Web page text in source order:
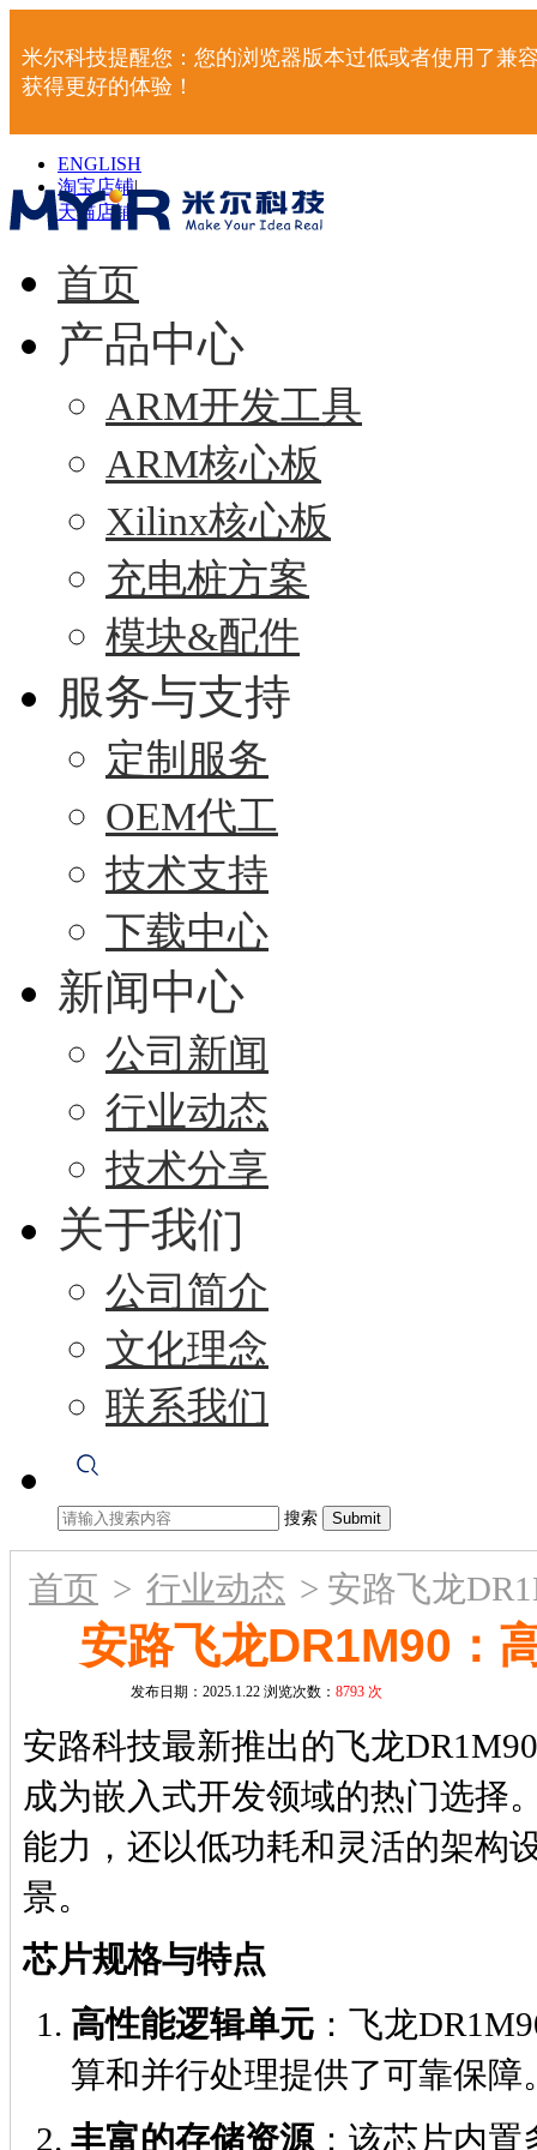
米尔科技提醒您：您的浏览器版本过低或者使用了兼
获得更好的体验！
ENGLISH
淘宝店铺|
天猫店铺 |
首页
产品中心
ARM开发工具
ARM核心板
Xilinx核心板
充电桩方案
模块&配件
服务与支持
定制服务
OEM代工
技术支持
下载中心
新闻中心
公司新闻
行业动态
技术分享
关于我们
公司简介
文化理念
联系我们
搜索
首页 > 行业动态 > 安路飞龙
安路飞龙DR1M90：
发布日期：2025.1.22 浏览次数： 8793 次
安路科技最新推出的飞龙
成为嵌入式开发领域的热门选择
能力，还以低功耗和灵活的架构
景。
芯片规格与特点
高性能逻辑单元 ：飞龙
算和并行处理提供了可靠保障
丰富的存储资源：该芯片内置